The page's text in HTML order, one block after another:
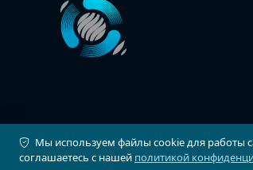
© 2026 Автостат Инфо. Все права
Мы используем файлы cookie для работы
соглашаетесь с нашей политикой